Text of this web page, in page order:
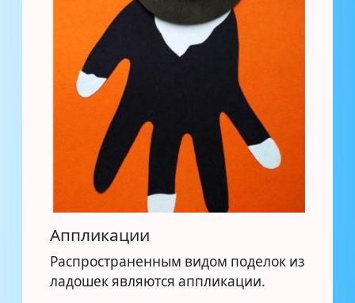
Аппликации
Распространенным видом поделок из
ладошек являются аппликации.